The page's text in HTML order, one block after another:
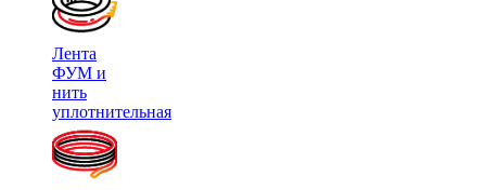
Лента
ФУМ и
нить
уплотнительная